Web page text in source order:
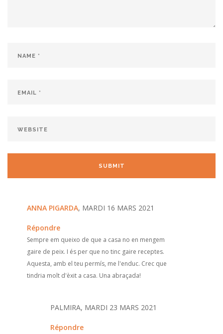
ANNA PIGARDA, MARDI 16 MARS 2021
Répondre
Sempre em queixo de que a casa no en mengem
gaire de peix. I és per que no tinc gaire receptes.
Aquesta, amb el teu permís, me l'enduc. Crec que
tindria molt d'èxit a casa. Una abraçada!
PALMIRA, MARDI 23 MARS 2021
Répondre